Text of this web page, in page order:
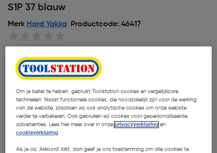
S1P 37 blauw
Merk Hard Yakka Productcode: 46417
Om je beter te helpen, gebruikt Toolstation cookies en vergelijkbare
technieken. Naast functionele cookies, die noodzakelijk zijn voor de werking
van de website, plaatsen wij ook analytische cookies om onze website
verder te verbeteren. Ook gebruiken wij cookies voor gepersonaliseerde
advertenties. Lees hier meer over in onzeprivacyverklaring en
cookieverklaring.
Als je op 'Akkoord' klikt, dan geef je ons toestemming om alle cookies te